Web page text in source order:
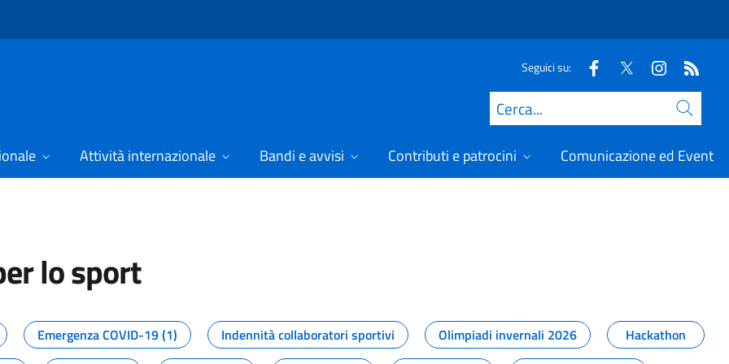
Seguici su:
Cerca
Attività internazionale Bandi e avvisi Contributi e patrocini Comunicazione ed Eventi
lo sport
dal Dipartimento per lo sport
Emergenza COVID-19 (1) Indennità collaboratori sportivi Olimpiadi invernali 2026
Hackathon